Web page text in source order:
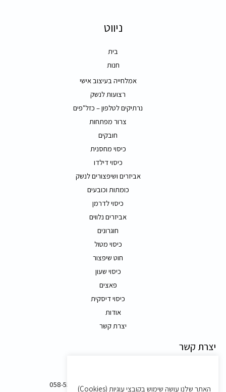
ניווט
בית
חנות
אמלחייה בעיצוב אישי
רצועות לנשק
נרתיקים לטלפון – כזל"פים
צרור מפתחות
חובקים
כיסוי מחסנית
כיסוי דילדו
אביזרים ושיפצורים לנשק
כומתות וכובעים
כיסוי לדרמן
אביזרים נלווים
חוגרונים
כיסוי מטול
חוט שיפצור
כיסוי שעון
פאצים
כיסוי דיסקית
אודות
יצרת קשר
יצרת קשר
058-5557588
האתר שלנו עושה שימוש בקובצי עוגיות (Cookies)